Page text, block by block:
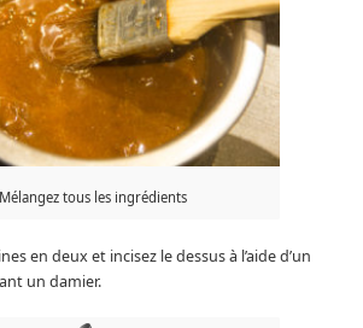
Mélangez tous les ingrédients
en deux et incisez le dessus à l’aide d’un
un damier.